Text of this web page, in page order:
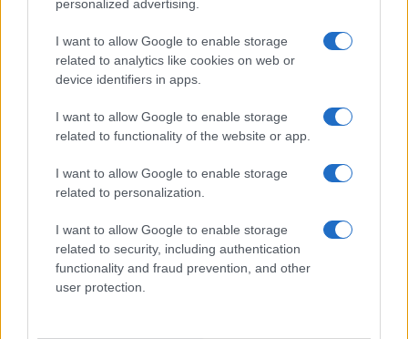
personalized advertising.
I want to allow Google to enable storage
related to analytics like cookies on web or
device identifiers in apps.
I want to allow Google to enable storage
related to functionality of the website or app.
I want to allow Google to enable storage
related to personalization.
I want to allow Google to enable storage
related to security, including authentication
functionality and fraud prevention, and other
user protection.
NECROLOGIE
Mario Malu